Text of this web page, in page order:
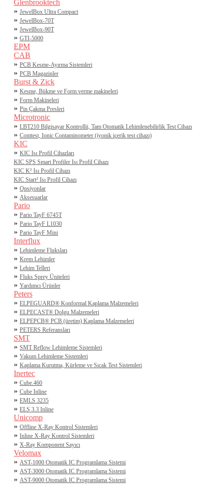
Glenbrooktech
» JewelBox Ultra Compact
» JewelBox-70T
» JewelBox-90T
» GTI-5000
EPM
CAB
» PCB Kesme-Ayırma Sistemleri
» PCB Magazinler
Burst & Zick
» Kesme, Bükme ve Form verme makineleri
» Form Makineleri
» Pin Çakma Presleri
Microtronic
» LBT210 Bilgisayar Kontrollü, Tam Otomatik Lehimlenebilirlik Test Cihazı
» Conttest, Ionic Contaminometer (iyonik içerik test cihazı)
KIC
» KIC Isı Profil Cihazları
KIC SPS Smart Profiler Isı Profil Cihazı
KIC K² Isı Profil Cihazı
KIC Start² Isı Profil Cihazı
» Opsiyonlar
» Aksesuarlar
Pario
» Pario TayF 6745T
» Pario TayF L1030
» Pario TayF Mini
Interflux
» Lehimleme Fluksları
» Krem Lehimler
» Lehim Telleri
» Fluks Sprey Üniteleri
» Yardımcı Ürünler
Peters
» ELPEGUARD® Konformal Kaplama Malzemeleri
» ELPECAST® Dolgu Malzemeleri
» ELPEPCB® PCB (üretim) Kaplama Malzemeleri
» PETERS Referansları
SMT
» SMT Reflow Lehimleme Sistemleri
» Vakum Lehimleme Sistemleri
» Kaplama Kurutma, Kürleme ve Sıcak Test Sistemleri
Inertec
» Cube.460
» Cube Inline
» EMLS 3235
» ELS 3.3 Inline
Unicomp
» Offline X-Ray Kontrol Sistemleri
» Inline X-Ray Kontrol Sistemleri
» X-Ray Komponent Sayıcı
Velomax
» AST-1000 Otomatik IC Programlama Sistemi
» AST-3000 Otomatik IC Programlama Sistemi
» AST-9000 Otomatik IC Programlama Sistemi